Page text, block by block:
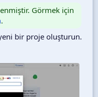
Görmek için
.
bir proje oluşturun.